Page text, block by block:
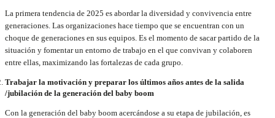
La primera tendencia de 2025 es abordar la diversidad y convivencia entre
generaciones. Las organizaciones hace tiempo que se encuentran con un
choque de generaciones en sus equipos. Es el momento de sacar partido de la
situación y fomentar un entorno de trabajo en el que convivan y colaboren
entre ellas, maximizando las fortalezas de cada grupo.
Trabajar la motivación y preparar los últimos años antes de la salida
/jubilación de la generación del baby boom
Con la generación del baby boom acercándose a su etapa de jubilación, es